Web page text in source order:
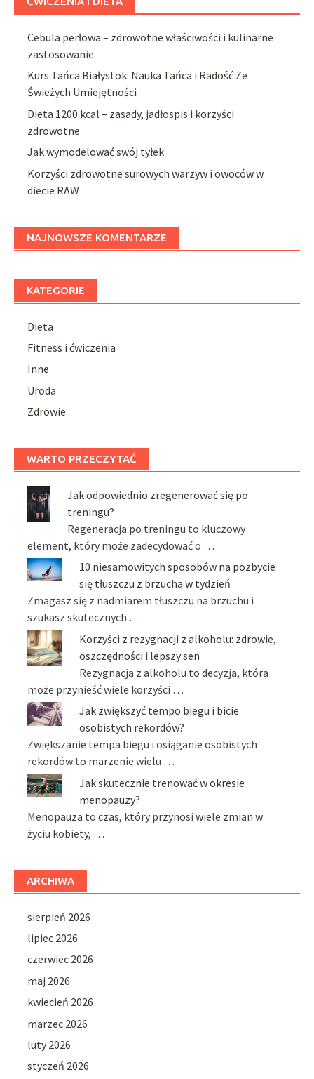
Cebula perłowa – zdrowotne właściwości i kulinarne
zastosowanie
Kurs Tańca Białystok: Nauka Tańca i Radość Ze
Świeżych Umiejętności
Dieta 1200 kcal – zasady, jadłospis i korzyści
zdrowotne
Jak wymodelować swój tyłek
Korzyści zdrowotne surowych warzyw i owoców w
diecie RAW
NAJNOWSZE KOMENTARZE
KATEGORIE
Dieta
Fitness i ćwiczenia
Inne
Uroda
Zdrowie
WARTO PRZECZYTAĆ
Jak odpowiednio zregenerować się po
treningu?
Regeneracja po treningu to kluczowy
element, który może zadecydować o …
10 niesamowitych sposobów na pozbycie
się tłuszczu z brzucha w tydzień
Zmagasz się z nadmiarem tłuszczu na brzuchu i
szukasz skutecznych …
Korzyści z rezygnacji z alkoholu: zdrowie,
oszczędności i lepszy sen
Rezygnacja z alkoholu to decyzja, która
może przynieść wiele korzyści …
Jak zwiększyć tempo biegu i bicie
osobistych rekordów?
Zwiększanie tempa biegu i osiąganie osobistych
rekordów to marzenie wielu …
Jak skutecznie trenować w okresie
menopauzy?
Menopauza to czas, który przynosi wiele zmian w
życiu kobiety, …
ARCHIWA
sierpień 2026
lipiec 2026
czerwiec 2026
maj 2026
kwiecień 2026
marzec 2026
luty 2026
styczeń 2026